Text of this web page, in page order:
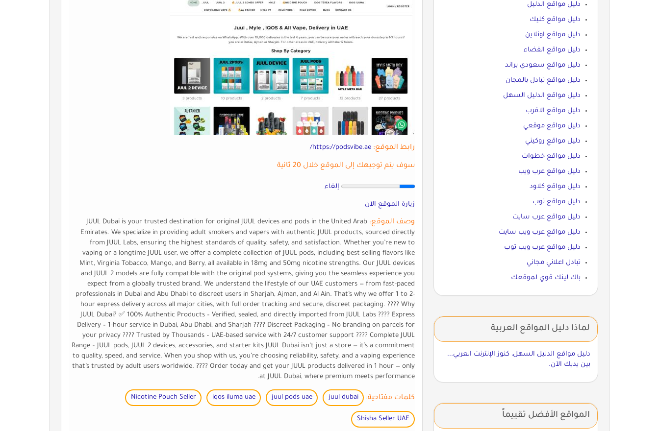
رابط الموقع: https://podsvibe.ae/
سوف يتم توجيهك إلى الموقع خلال 20 ثانية
إلغاء
زيارة الموقع الآن
وصف الموقع: JUUL Dubai is your trusted destination for original JUUL devices and pods in the United Arab
Emirates. We specialize in providing adult smokers and vapers with authentic JUUL products, sourced directly
from JUUL Labs, ensuring the highest standards of quality, safety, and satisfaction. Whether you’re new to
vaping or a longtime JUUL user, we offer a complete collection of JUUL pods, including best-selling flavors like
Mint, Virginia Tobacco, Mango, and Berry, all available in 18mg and 50mg nicotine strengths. Our JUUL devices
and JUUL 2 models are fully compatible with the original pod systems, giving you the seamless experience you
expect from a globally trusted brand. We understand the lifestyle of our UAE customers — from fast-paced
professionals in Dubai and Abu Dhabi to discreet users in Sharjah, Ajman, and Al Ain. That’s why we offer 1 to 2-
hour express delivery across all major cities, with full order tracking and secure, discreet packaging. ???? Why
JUUL Dubai? ✅ 100% Authentic Products – Verified, sealed, and directly imported from JUUL Labs ???? Express
Delivery – 1-hour service in Dubai, Abu Dhabi, and Sharjah ???? Discreet Packaging – No branding on parcels for
your privacy ????️ Trusted by Thousands – UAE-based service with 24/7 customer support ???? Complete JUUL
Range – JUUL pods, JUUL 2 devices, accessories, and starter kits JUUL Dubai isn’t just a store — it’s a commitment
to quality, speed, and service. When you shop with us, you’re choosing reliability, safety, and a vaping experience
that’s trusted by adult users worldwide. ???? Order today and get your JUUL products delivered in 1 hour — only
at JUUL Dubai, where premium meets performance.
كلمات مفتاحية: juul dubai
juul pods uae
iqos iluma uae
Nicotine Pouch Seller
Shisha Seller UAE
دليل مواقع الدليل
دليل مواقع كليك
دليل مواقع اونلاين
دليل مواقع الفضاء
دليل مواقع سعودي براند
دليل مواقع تبادل بالمجان
دليل مواقع الدليل السهل
دليل مواقع الاقرب
دليل مواقع موقعي
دليل مواقع روكيني
دليل مواقع خطوات
دليل مواقع عرب ويب
دليل مواقع كلاود
دليل مواقع توب
دليل مواقع عرب سايت
دليل مواقع عرب ويب سايت
دليل مواقع عرب ويب توب
تبادل اعلاني مجاني
باك لينك قوي لموقعك
لماذا دليل المواقع العربية
دليل مواقع الدليل السهل، كنوز الإنترنت العربي...
بين يديك الآن.
المواقع الأفضل تقييماً